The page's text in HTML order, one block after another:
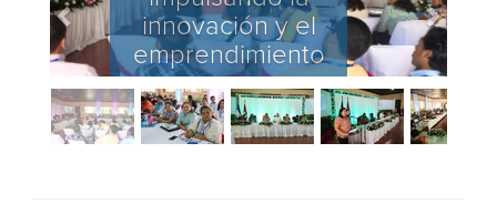
innovación y el
emprendimiento